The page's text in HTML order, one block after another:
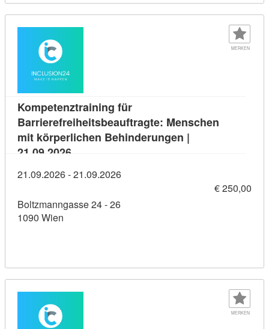
MERKEN
Kompetenztraining für
Barrierefreiheitsbeauftragte: Menschen
mit körperlichen Behinderungen |
21.09.2026
21.09.2026 - 21.09.2026
€ 250,00
Boltzmanngasse 24 - 26
1090 Wien
MERKEN